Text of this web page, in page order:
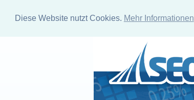
Diese Website nutzt Cookies. Mehr Informationen